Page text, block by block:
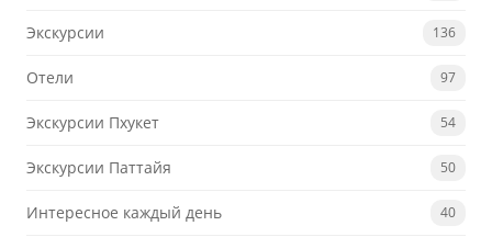
Экскурсии 136
Отели 97
Экскурсии Пхукет 54
Экскурсии Паттайя 50
Интересное каждый день 40